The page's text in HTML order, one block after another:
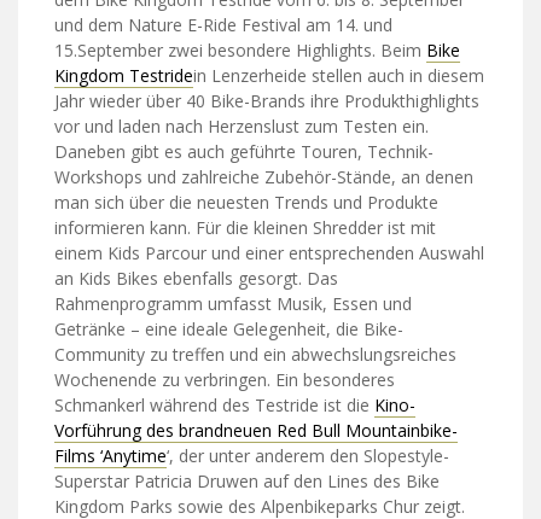
und dem Nature E-Ride Festival am 14. und
15.September zwei besondere Highlights. Beim Bike
Kingdom Testridein Lenzerheide stellen auch in diesem
Jahr wieder über 40 Bike-Brands ihre Produkthighlights
vor und laden nach Herzenslust zum Testen ein.
Daneben gibt es auch geführte Touren, Technik-
Workshops und zahlreiche Zubehör-Stände, an denen
man sich über die neuesten Trends und Produkte
informieren kann. Für die kleinen Shredder ist mit
einem Kids Parcour und einer entsprechenden Auswahl
an Kids Bikes ebenfalls gesorgt. Das
Rahmenprogramm umfasst Musik, Essen und
Getränke – eine ideale Gelegenheit, die Bike-
Community zu treffen und ein abwechslungsreiches
Wochenende zu verbringen. Ein besonderes
Schmankerl während des Testride ist die Kino-
Vorführung des brandneuen Red Bull Mountainbike-
Films ‘Anytime‘, der unter anderem den Slopestyle-
Superstar Patricia Druwen auf den Lines des Bike
Kingdom Parks sowie des Alpenbikeparks Chur zeigt.